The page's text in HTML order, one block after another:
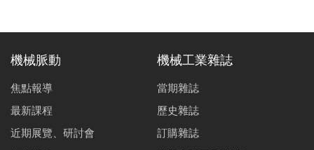
敏
張正
吳昱
勳
工廠馬達設備系統能源效率改善作法
機械脈動
焦點報導
最新課程
近期展覽、研討會
機械工業雜誌
當期雜誌
歷史雜誌
訂購雜誌